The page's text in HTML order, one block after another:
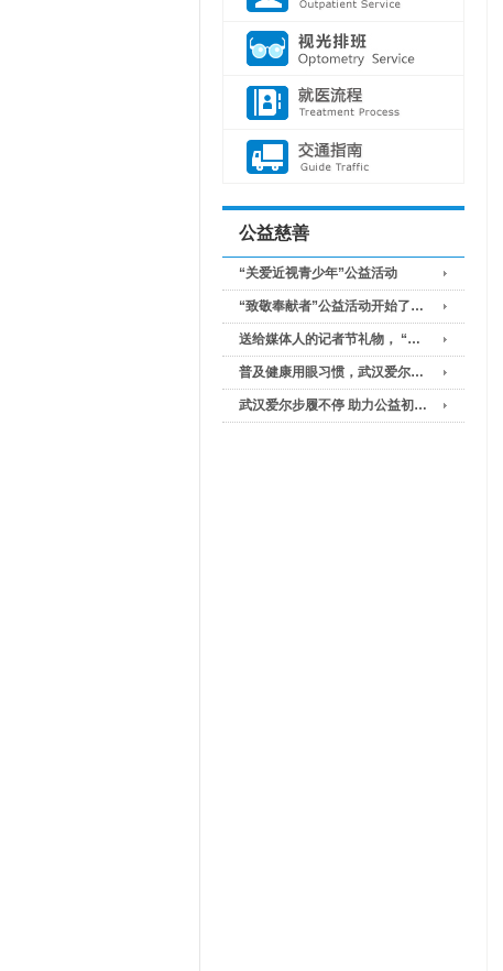
公益慈善
“关爱近视青少年”公益活动
“致敬奉献者”公益活动开始了…
送给媒体人的记者节礼物， “…
普及健康用眼习惯，武汉爱尔…
武汉爱尔步履不停 助力公益初…